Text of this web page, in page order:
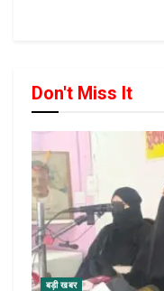
Don't Miss It
बड़ी खबर